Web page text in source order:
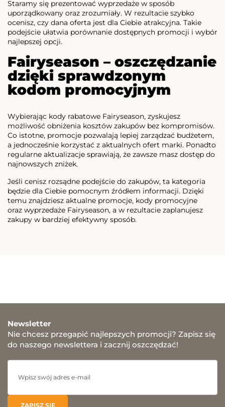
Staramy się prezentować wyprzedaże w sposób
uporządkowany oraz zrozumiały. W rezultacie szybko
ocenisz, czy dana oferta jest dla Ciebie atrakcyjna. Takie
podejście ułatwia porównanie dostępnych promocji i wybór
najlepszej opcji.
Fairyseason – oszczędzanie
dzięki sprawdzonym
kodom promocyjnym
Wybierając kody rabatowe Fairyseason, zyskujesz
możliwość obniżenia kosztów zakupów bez kompromisów.
Co istotne, promocje pozwalają lepiej zarządzać budżetem,
a jednocześnie korzystać z aktualnych ofert marki. Ponadto
regularne aktualizacje sprawiają, że zawsze masz dostęp do
najnowszych zniżek.
Jeśli cenisz rozsądne podejście do zakupów, ta kategoria
będzie dla Ciebie pomocnym źródłem informacji. Dzięki
temu znajdziesz aktualne promocje, kody promocyjne
oraz wyprzedaże Fairyseason, a w rezultacie zaplanujesz
zakupy w bardziej efektywny sposób.
Newsletter
Nie chcesz przegapić najlepszych promocji? Zapisz się
do naszego newslettera i zacznij oszczędzać!